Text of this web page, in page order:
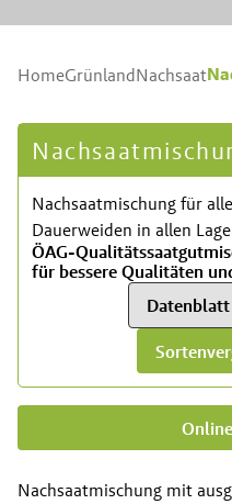
HomeGrünlandNachsaat
Nachsaatmischung für
Dauerweiden in allen
ÖAG-
für bessere Qualitäten
Nachsaatmischung mit